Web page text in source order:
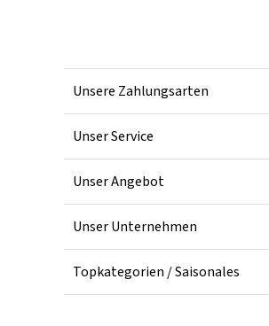
Unsere Zahlungsarten
Unser Service
Unser Angebot
Unser Unternehmen
Topkategorien / Saisonales